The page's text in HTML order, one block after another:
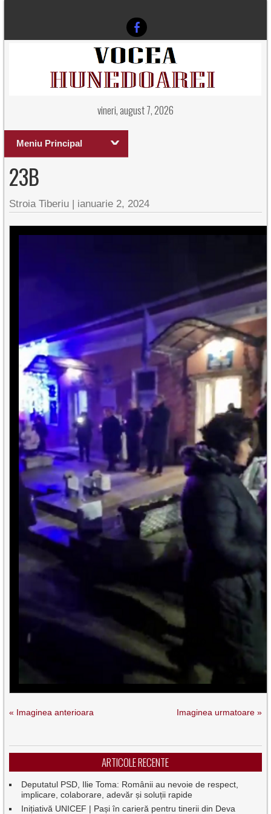
vineri, august 7, 2026
Meniu Principal
23B
Stroia Tiberiu | ianuarie 2, 2024
« Imaginea anterioara Imaginea urmatoare »
ARTICOLE RECENTE
Deputatul PSD, Ilie Toma: Românii au nevoie de respect,
implicare, colaborare, adevăr și soluții rapide
Inițiativă UNICEF | Pași în carieră pentru tinerii din Deva